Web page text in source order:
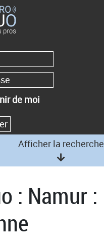
de moi
Afficher la recherche
: Namur :